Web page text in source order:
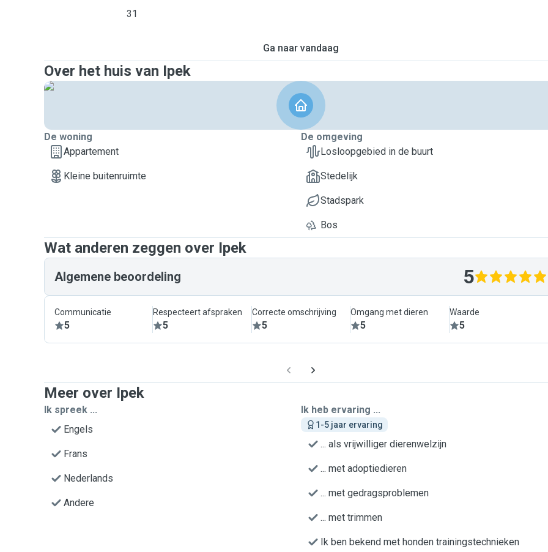
31
Ga naar vandaag
Over het huis van Ipek
De woning
Appartement
Kleine buitenruimte
De omgeving
Losloopgebied in de buurt
Stedelijk
Stadspark
Bos
Wat anderen zeggen over Ipek
Algemene beoordeling 5
Communicatie
5
Respecteert afspraken
5
Correcte omschrijving
5
Omgang met dieren
5
Waarde
5
Meer over Ipek
Ik spreek ...
Engels
Frans
Nederlands
Andere
Ik heb ervaring ...
1-5 jaar ervaring
... als vrijwilliger dierenwelzijn
... met adoptiedieren
... met gedragsproblemen
... met trimmen
Ik ben bekend met honden trainingstechnieken